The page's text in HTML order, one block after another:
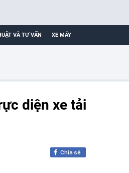
VÀ TƯ VẤN XE MÁY
diện xe tải
Chia sẻ